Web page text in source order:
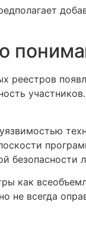
реестров
безопасности
как
не всегда